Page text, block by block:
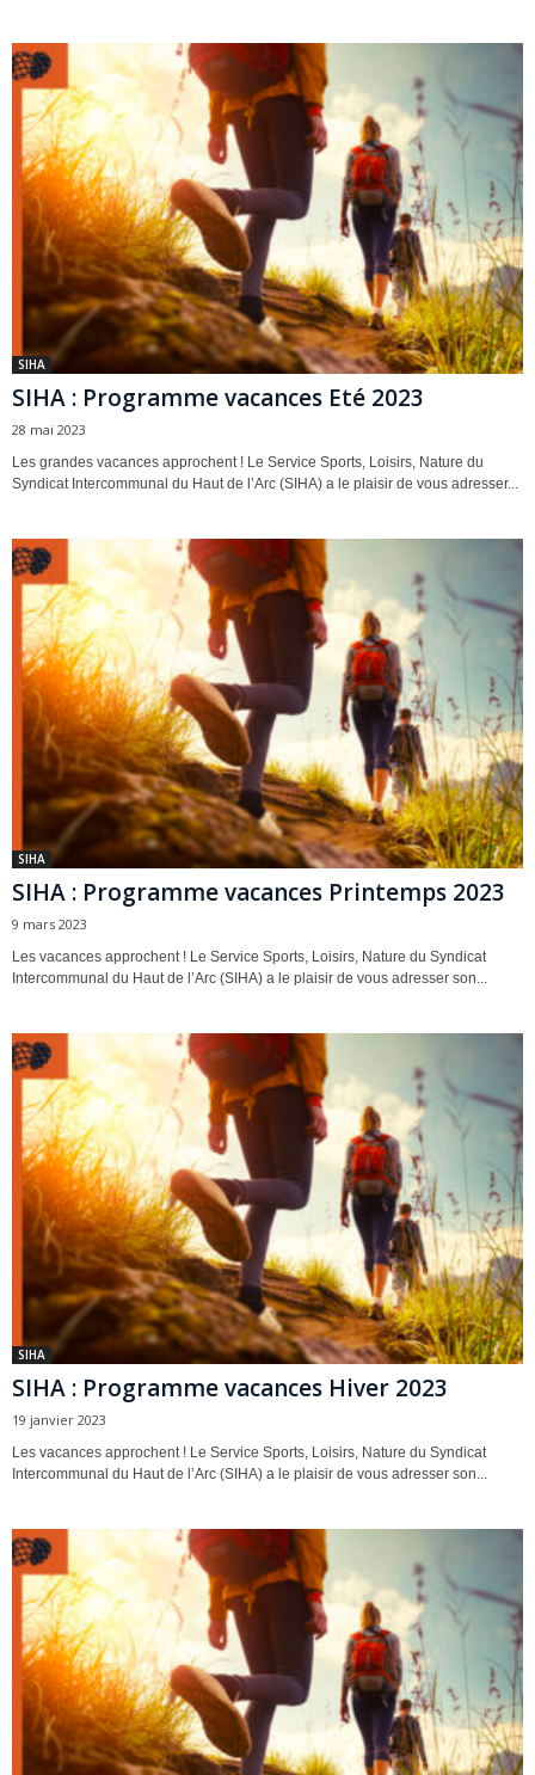
SIHA
SIHA : Programme vacances Eté 2023
28 mai 2023
Les grandes vacances approchent ! Le Service Sports, Loisirs, Nature du
Syndicat Intercommunal du Haut de l’Arc (SIHA) a le plaisir de vous adresser...
SIHA
SIHA : Programme vacances Printemps 2023
9 mars 2023
Les vacances approchent ! Le Service Sports, Loisirs, Nature du Syndicat
Intercommunal du Haut de l’Arc (SIHA) a le plaisir de vous adresser son...
SIHA
SIHA : Programme vacances Hiver 2023
19 janvier 2023
Les vacances approchent ! Le Service Sports, Loisirs, Nature du Syndicat
Intercommunal du Haut de l’Arc (SIHA) a le plaisir de vous adresser son...